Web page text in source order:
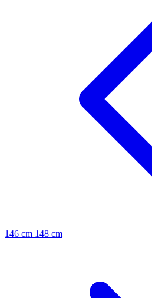
146 cm 148 cm